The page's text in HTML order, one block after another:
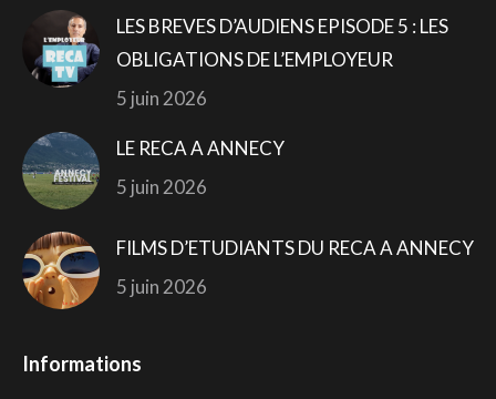
LES BREVES D’AUDIENS EPISODE 5 : LES
OBLIGATIONS DE L’EMPLOYEUR
5 juin 2026
LE RECA A ANNECY
5 juin 2026
FILMS D’ETUDIANTS DU RECA A ANNECY
5 juin 2026
Informations